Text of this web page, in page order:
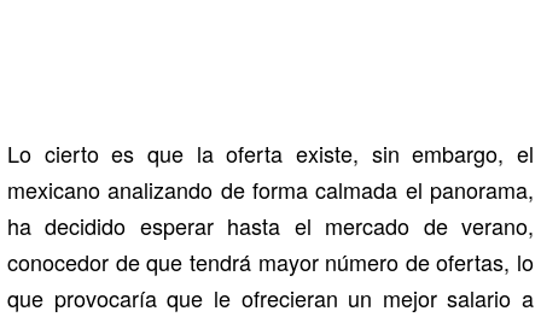
Lo cierto es que la oferta existe, sin embargo, el
mexicano analizando de forma calmada el panorama,
ha decidido esperar hasta el mercado de verano,
conocedor de que tendrá mayor número de ofertas, lo
que provocaría que le ofrecieran un mejor salario a